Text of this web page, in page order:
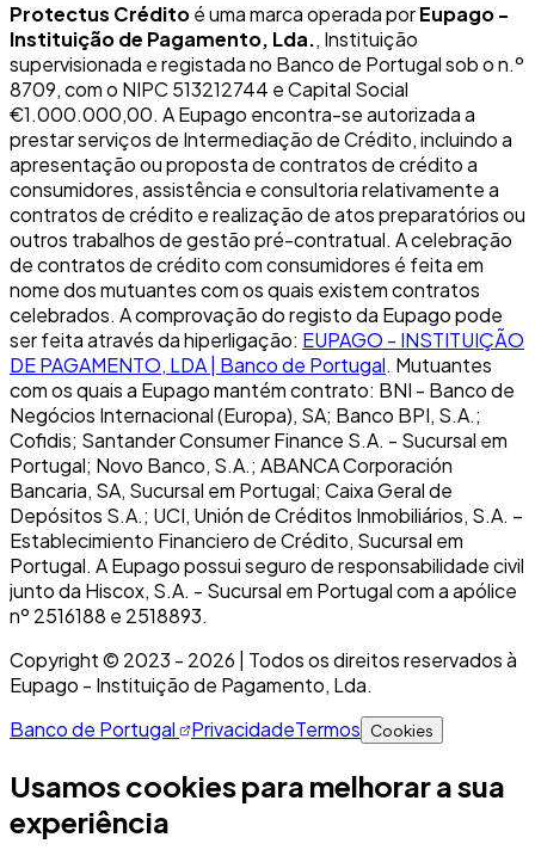
Protectus Créditoé uma marca operada porEupago -
Instituição de Pagamento, Lda., Instituição
supervisionada e registada no Banco de Portugal sob o n.º
8709, com o NIPC 513212744 e Capital Social
€1.000.000,00. A Eupago encontra-se autorizada a
prestar serviços de Intermediação de Crédito, incluindo a
apresentação ou proposta de contratos de crédito a
consumidores, assistência e consultoria relativamente a
contratos de crédito e realização de atos preparatórios ou
outros trabalhos de gestão pré-contratual. A celebração
de contratos de crédito com consumidores é feita em
nome dos mutuantes com os quais existem contratos
celebrados. A comprovação do registo da Eupago pode
ser feita através da hiperligação: EUPAGO - INSTITUIÇÃO
DE PAGAMENTO, LDA | Banco de Portugal. Mutuantes
com os quais a Eupago mantém contrato: BNI - Banco de
Negócios Internacional (Europa), SA; Banco BPI, S.A.;
Cofidis; Santander Consumer Finance S.A. - Sucursal em
Portugal; Novo Banco, S.A.; ABANCA Corporación
Bancaria, SA, Sucursal em Portugal; Caixa Geral de
Depósitos S.A.; UCI, Unión de Créditos Inmobiliários, S.A. –
Establecimiento Financiero de Crédito, Sucursal em
Portugal. A Eupago possui seguro de responsabilidade civil
junto da Hiscox, S.A. - Sucursal em Portugal com a apólice
nº 2516188 e 2518893.
Copyright © 2023 - 2026 | Todos os direitos reservados à
Eupago - Instituição de Pagamento, Lda.
Banco de Portugal
PrivacidadeTermos Cookies
Usamos cookies para melhorar a sua
experiência